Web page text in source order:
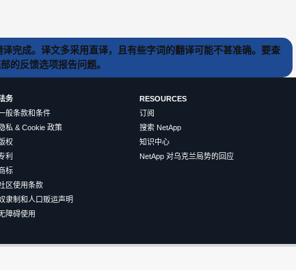
完成。译文多采用直译，且有些字词的翻译可能不甚准确。要查
的反馈选项报告问题。
务
般条款和条件
隐私 & Cookie 政策
权
利
标
区使用条款
隶制和人口贩运声明
障碍使用
RESOURCES
订阅
搜索 NetApp
知识中心
NetApp 对乌克兰局势的回应